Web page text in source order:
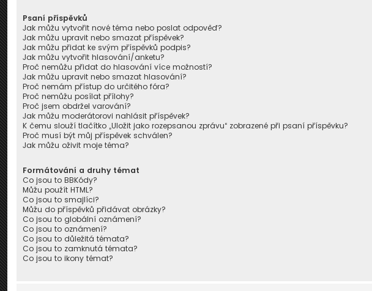
Psaní příspěvků
Jak můžu vytvořit nové téma nebo poslat odpověď?
Jak můžu upravit nebo smazat příspěvek?
Jak můžu přidat ke svým příspěvků podpis?
Jak můžu vytvořit hlasování/anketu?
Proč nemůžu přidat do hlasování více možností?
Jak můžu upravit nebo smazat hlasování?
Proč nemám přístup do určitého fóra?
Proč nemůžu posílat přílohy?
Proč jsem obdržel varování?
Jak můžu moderátorovi nahlásit příspěvek?
K čemu slouží tlačítko „Uložit jako rozepsanou zprávu“ zobrazené při psaní příspěvku?
Proč musí být můj příspěvek schválen?
Jak můžu oživit moje téma?
Formátování a druhy témat
Co jsou to BBKódy?
Můžu použít HTML?
Co jsou to smajlíci?
Můžu do příspěvků přidávat obrázky?
Co jsou to globální oznámení?
Co jsou to oznámení?
Co jsou to důležitá témata?
Co jsou to zamknutá témata?
Co jsou to ikony témat?